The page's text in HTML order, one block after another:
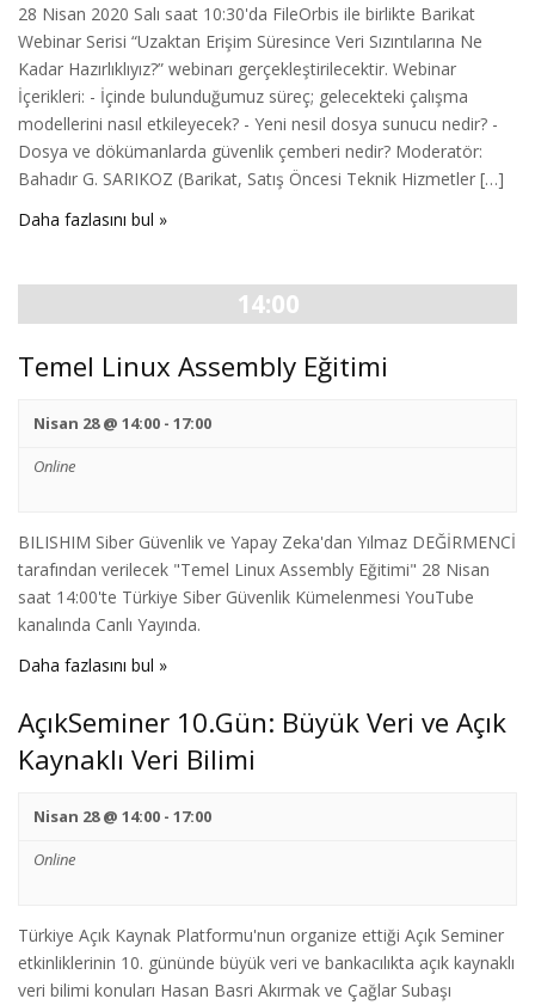
28 Nisan 2020 Salı saat 10:30'da FileOrbis ile birlikte Barikat
Webinar Serisi “Uzaktan Erişim Süresince Veri Sızıntılarına Ne
Kadar Hazırlıklıyız?” webinarı gerçekleştirilecektir. Webinar
İçerikleri: - İçinde bulunduğumuz süreç; gelecekteki çalışma
modellerini nasıl etkileyecek? - Yeni nesil dosya sunucu nedir? -
Dosya ve dökümanlarda güvenlik çemberi nedir? Moderatör:
Bahadır G. SARIKOZ (Barikat, Satış Öncesi Teknik Hizmetler […]
Daha fazlasını bul »
14:00
Temel Linux Assembly Eğitimi
Nisan 28 @ 14:00 - 17:00
Online
BILISHIM Siber Güvenlik ve Yapay Zeka'dan Yılmaz DEĞİRMENCİ
tarafından verilecek "Temel Linux Assembly Eğitimi" 28 Nisan
saat 14:00'te Türkiye Siber Güvenlik Kümelenmesi YouTube
kanalında Canlı Yayında.
Daha fazlasını bul »
AçıkSeminer 10.Gün: Büyük Veri ve Açık
Kaynaklı Veri Bilimi
Nisan 28 @ 14:00 - 17:00
Online
Türkiye Açık Kaynak Platformu'nun organize ettiği Açık Seminer
etkinliklerinin 10. gününde büyük veri ve bankacılıkta açık kaynaklı
veri bilimi konuları Hasan Basri Akırmak ve Çağlar Subaşı